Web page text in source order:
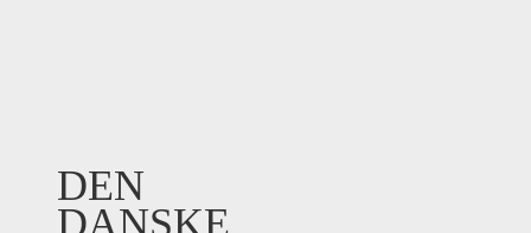
DEN